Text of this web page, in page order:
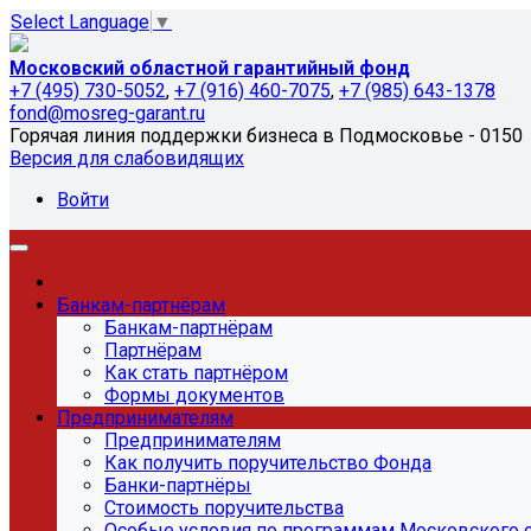
Select Language ▼
Московский областной гарантийный фонд
+7 (495) 730-5052, +7 (916) 460-7075, +7 (985) 643-1378
fond@mosreg-garant.ru
Горячая линия поддержки бизнеса в Подмосковье - 0150
Версия для слабовидящих
Войти
Банкам-партнёрам
Банкам-партнёрам
Партнёрам
Как стать партнёром
Формы документов
Предпринимателям
Предпринимателям
Как получить поручительство Фонда
Банки-партнёры
Стоимость поручительства